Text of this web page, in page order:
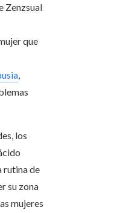
Zenzsual
que
,
los
rutina de
su zona
mujeres